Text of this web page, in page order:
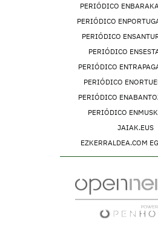
PERIÓDICO
PERIÓDICO
PERIÓDICO
PERIÓDICO
PERIÓDICO
PERIÓDICO
PERIÓDICO
PERIÓDICO
JAIAK.EUS
EZKERRALDEA.COM